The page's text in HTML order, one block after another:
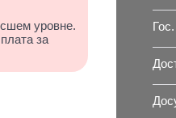
уровне.
за